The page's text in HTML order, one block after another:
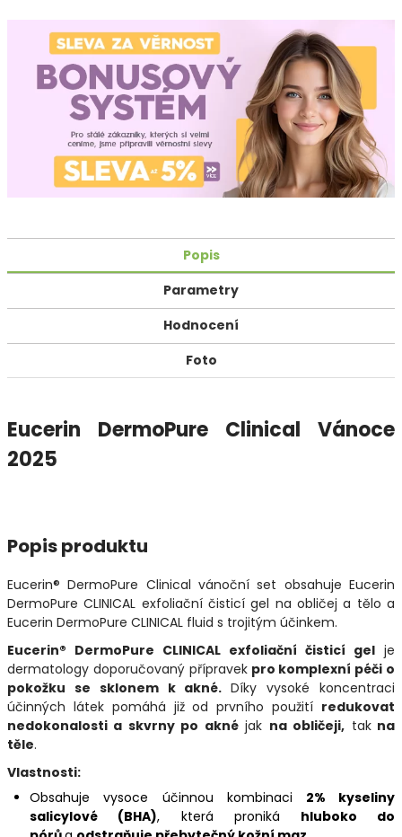
Popis
Parametry
Hodnocení
Foto
Eucerin DermoPure Clinical Vánoce
2025
Popis produktu
Eucerin® DermoPure Clinical vánoční set obsahuje Eucerin
DermoPure CLINICAL exfoliační čisticí gel na obličej a tělo a
Eucerin DermoPure CLINICAL fluid s trojitým účinkem.
Eucerin® DermoPure CLINICAL exfoliační čisticí gel je
dermatology doporučovaný přípravekpro komplexní péči o
pokožku se sklonem k akné.Díky vysoké koncentraci
účinných látek pomáhá již od prvního použití redukovat
nedokonalosti a skvrny po aknéjak na obličeji, takna
těle.
Vlastnosti:
Obsahuje vysoce účinnou kombinaci 2% kyseliny
salicylové (BHA), která proniká hluboko do